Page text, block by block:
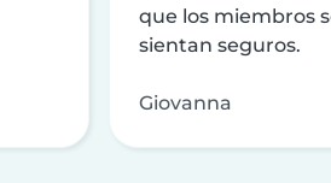
que los miembros
sientan seguros.
Giovanna